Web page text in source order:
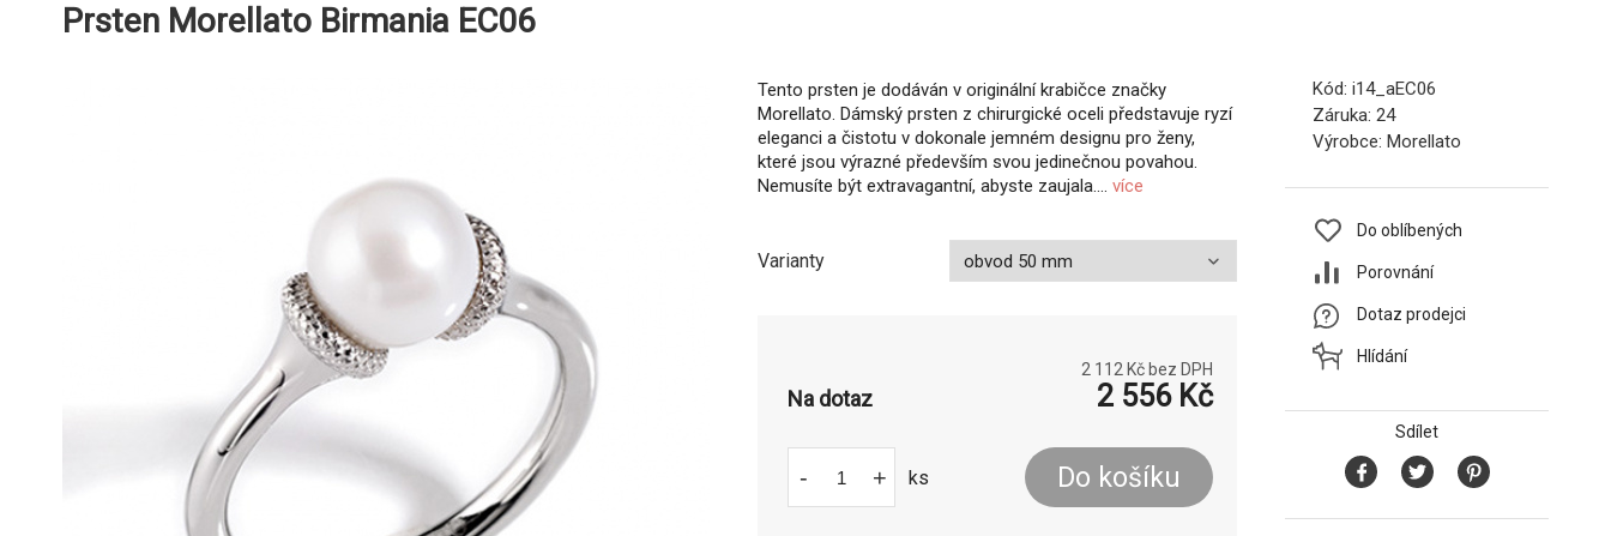
Prsten Morellato Birmania EC06
Tento prsten je dodáván v originální krabičce značky
Morellato. Dámský prsten z chirurgické oceli představuje ryzí
eleganci a čistotu v dokonale jemném designu pro ženy,
které jsou výrazné především svou jedinečnou povahou.
Nemusíte být extravagantní, abyste zaujala.... více
Varianty
2 112 Kč bez DPH
Na dotaz 2 556Kč
- + ks Do košíku
Kód: i14_aEC06
Záruka: 24
Výrobce: Morellato
Do oblíbených
Porovnání
Dotaz prodejci
Hlídání
Sdílet